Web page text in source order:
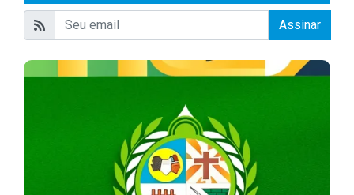
Assinar